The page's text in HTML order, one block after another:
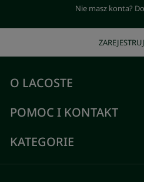
Nie masz konta?
O LACOSTE
POMOC I KONTAKT
KATEGORIE